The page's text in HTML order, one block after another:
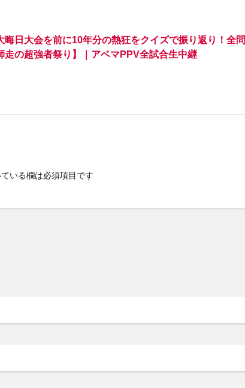
日大会を前に10年分の熱狂をクイズで振り返り！全問
走の超強者祭り】｜アベマPPV全試合生中継
いる欄は必須項目です